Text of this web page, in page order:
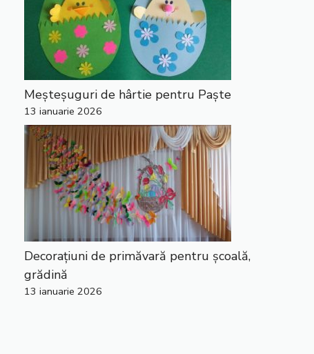
Meșteșuguri de hârtie pentru Paște
13 ianuarie 2026
Decorațiuni de primăvară pentru școală,
grădină
13 ianuarie 2026